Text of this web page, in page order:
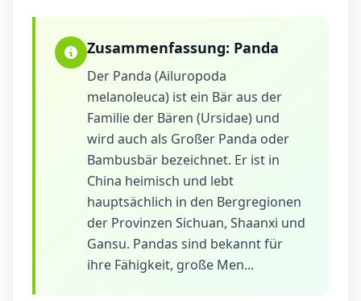
Zusammenfassung: Panda
Der Panda (Ailuropoda
melanoleuca) ist ein Bär aus der
Familie der Bären (Ursidae) und
wird auch als Großer Panda oder
Bambusbär bezeichnet. Er ist in
China heimisch und lebt
hauptsächlich in den Bergregionen
der Provinzen Sichuan, Shaanxi und
Gansu. Pandas sind bekannt für
ihre Fähigkeit, große Men...